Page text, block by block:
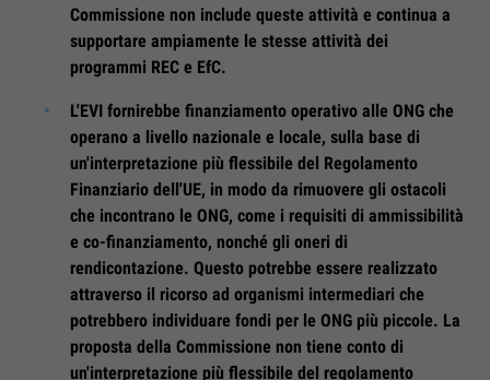
Commissione non include queste attività e continua a
supportare ampiamente le stesse attività dei
programmi REC e EfC.
L'EVI fornirebbe finanziamento operativo alle ONG che
operano a livello nazionale e locale, sulla base di
un'interpretazione più flessibile del Regolamento
Finanziario dell'UE, in modo da rimuovere gli ostacoli
che incontrano le ONG, come i requisiti di ammissibilità
e co-finanziamento, nonché gli oneri di
rendicontazione. Questo potrebbe essere realizzato
attraverso il ricorso ad organismi intermediari che
potrebbero individuare fondi per le ONG più piccole. La
proposta della Commissione non tiene conto di
un'interpretazione più flessibile del regolamento